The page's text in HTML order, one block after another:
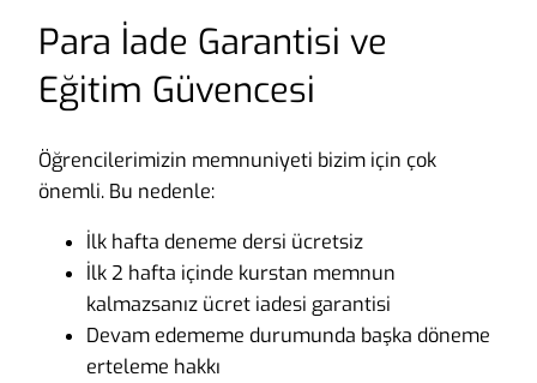
Para İade Garantisi ve
Eğitim Güvencesi
Öğrencilerimizin memnuniyeti bizim için çok
önemli. Bu nedenle:
İlk hafta deneme dersi ücretsiz
İlk 2 hafta içinde kurstan memnun
kalmazsanız ücret iadesi garantisi
Devam edememe durumunda başka döneme
erteleme hakkı